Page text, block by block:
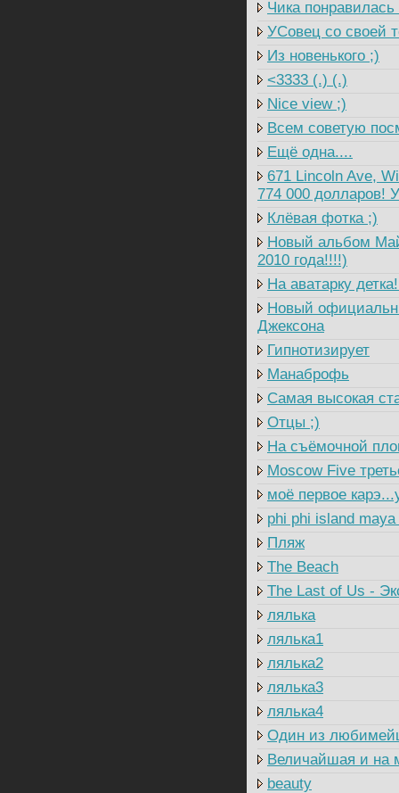
Чика понравилась
УСовец со своей
Из новенького ;)
<3333 (.) (.)
Nice view ;)
Всем советую
Ещё одна....
671 Lincoln Ave,
774 000 долларов!
Клёвая фотка ;)
Новый альбом
2010 года!!!!)
На аватарку
Новый
Джексона
Гипнотизирует
Манаброфь
Самая высокая
Отцы ;)
На съёмочной
Moscow Five
моё первое
phi phi island maya
Пляж
The Beach
The Last of Us -
лялька
лялька1
лялька2
лялька3
лялька4
Один из
Величайшая и на
beauty